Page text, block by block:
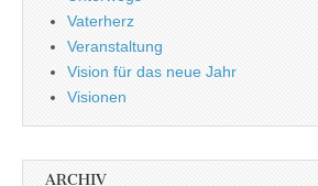
Vaterherz
Veranstaltung
Vision für das neue Jahr
Visionen
ARCHIV